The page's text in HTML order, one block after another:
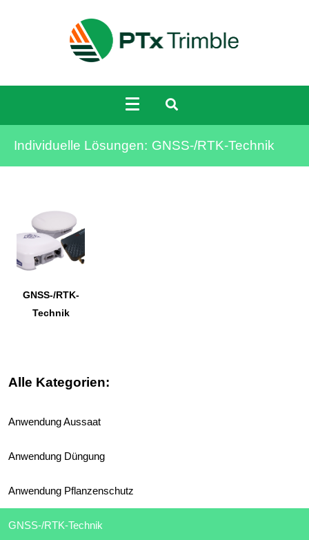
Individuelle Lösungen: GNSS-/RTK-Technik
GNSS-/RTK-
Technik
Alle Kategorien:
Anwendung Aussaat
Anwendung Düngung
Anwendung Pflanzenschutz
GNSS-/RTK-Technik